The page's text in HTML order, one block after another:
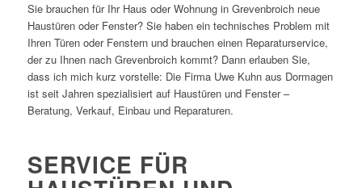
Sie brauchen für Ihr Haus oder Wohnung in Grevenbroich neue
Haustüren oder Fenster? Sie haben ein technisches Problem mit
Ihren Türen oder Fenstern und brauchen einen Reparaturservice,
der zu Ihnen nach Grevenbroich kommt? Dann erlauben Sie,
dass ich mich kurz vorstelle: Die Firma Uwe Kuhn aus Dormagen
ist seit Jahren spezialisiert auf Haustüren und Fenster –
Beratung, Verkauf, Einbau und Reparaturen.
SERVICE FÜR